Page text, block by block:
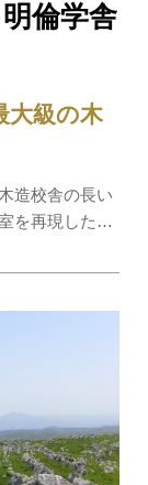
倫学舎
大級の木
造校舎の長い
を再現した復